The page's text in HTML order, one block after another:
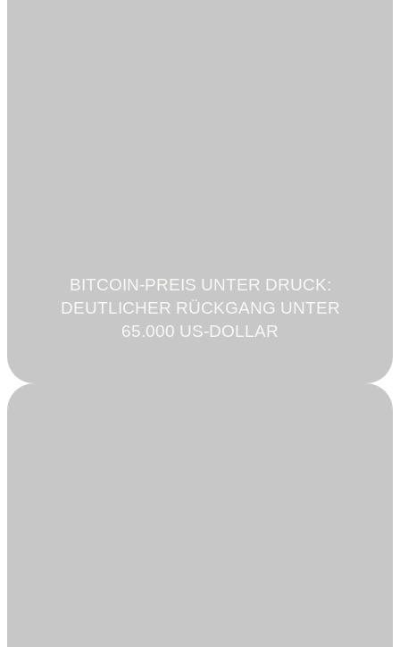
BITCOIN-PREIS UNTER DRUCK:
DEUTLICHER RÜCKGANG UNTER
65.000 US-DOLLAR